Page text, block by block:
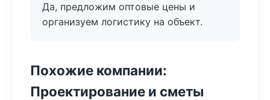
Да, предложим оптовые цены и
организуем логистику на объект.
Похожие компании:
Проектирование и сметы